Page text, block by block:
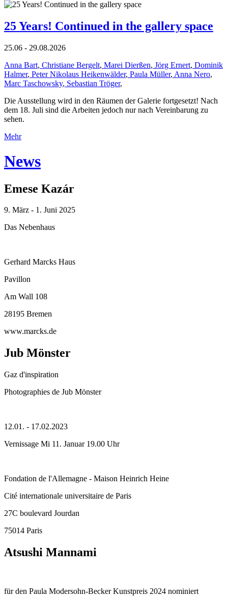
25 Years! Continued in the gallery space
25.06 - 29.08.2026
Anna Bart, Christiane Bergelt, Marei Dierßen, Jörg Ernert, Dominik
Halmer, Peter Nikolaus Heikenwälder, Paula Müller, Anna Nero,
Marc Taschowsky, Sebastian Tröger,
Die Ausstellung wird in den Räumen der Galerie fortgesetzt! Nach
dem 18. Juli sind die Arbeiten jedoch nur nach Vereinbarung zu
sehen.
Mehr
News
Emese Kazár
9. März - 1. Juni 2025
Das Nebenhaus
Gerhard Marcks Haus
Pavillon
Am Wall 108
28195 Bremen
www.marcks.de
Jub Mönster
Gaz d'inspiration
Photographies de Jub Mönster
12.01. - 17.02.2023
Vernissage Mi 11. Januar 19.00 Uhr
Fondation de l'Allemagne - Maison Heinrich Heine
Cité internationale universitaire de Paris
27C boulevard Jourdan
75014 Paris
Atsushi Mannami
für den Paula Modersohn-Becker Kunstpreis 2024 nominiert